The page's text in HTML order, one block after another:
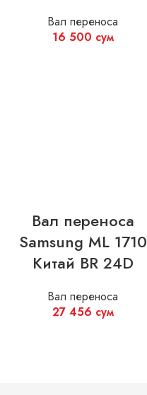
Вал переноса
16 500 сум
Вал переноса
Samsung ML 1710
Китай BR 24D
Вал переноса
27 456 сум